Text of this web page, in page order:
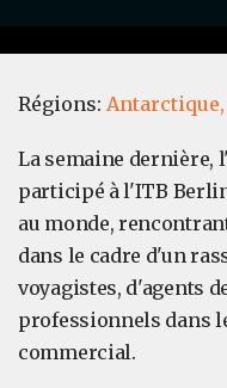
Régions: Antarctique,
La semaine dernière,
participé à l'ITB
au monde,
dans le cadre d'un
voyagistes, d'agents
professionnels dans
commercial.